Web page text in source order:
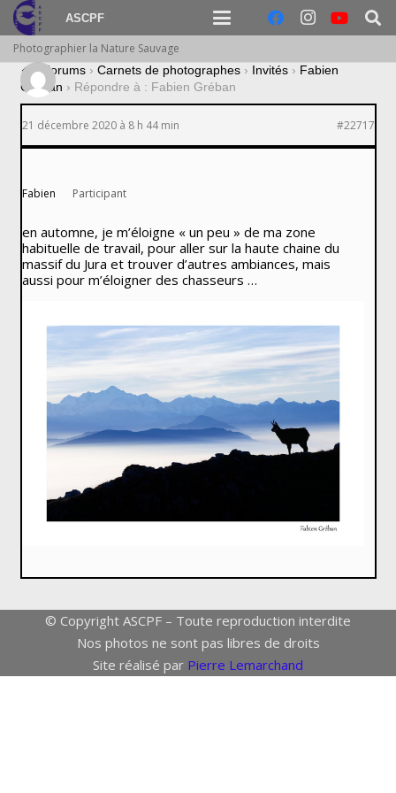
ASCPF
Photographier la Nature Sauvage
› Forums › Carnets de photographes › Invités › Fabien
Gréban › Répondre à : Fabien Gréban
21 décembre 2020 à 8 h 44 min #22717
Fabien Participant
en automne, je m’éloigne « un peu » de ma zone
habituelle de travail, pour aller sur la haute chaine du
massif du Jura et trouver d’autres ambiances, mais
aussi pour m’éloigner des chasseurs …
© Copyright ASCPF – Toute reproduction interdite
Nos photos ne sont pas libres de droits
Site réalisé par Pierre Lemarchand